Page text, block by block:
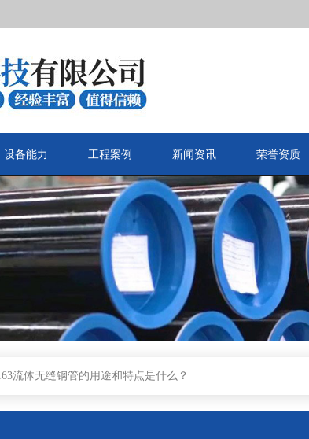
设备能力 工程案例 新闻资讯 荣誉资质
流体无缝钢管的用途和特点是什么？